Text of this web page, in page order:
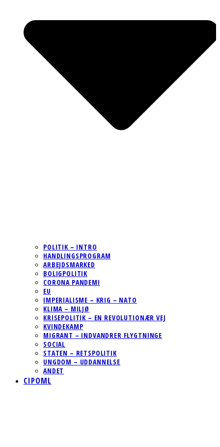
POLITIK – INTRO
HANDLINGSPROGRAM
ARBEJDSMARKED
BOLIGPOLITIK
CORONA PANDEMI
EU
IMPERIALISME – KRIG – NATO
KLIMA – MILJØ
KRISEPOLITIK – EN REVOLUTIONÆR VEJ
KVINDEKAMP
MIGRANT – INDVANDRER FLYGTNINGE
SOCIAL
STATEN – RETSPOLITIK
UNGDOM – UDDANNELSE
ANDET
CIPOML